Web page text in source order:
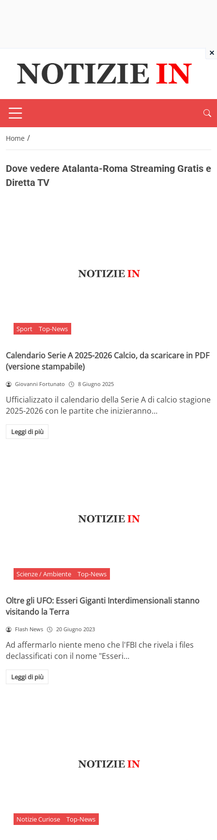
Home /
Dove vedere Atalanta-Roma Streaming Gratis e
Diretta TV
Sport Top-News
Calendario Serie A 2025-2026 Calcio, da scaricare in PDF
(versione stampabile)
Giovanni Fortunato 8 Giugno 2025
Ufficializzato il calendario della Serie A di calcio stagione
2025-2026 con le partite che inizieranno…
Leggi di più
Scienze / Ambiente Top-News
Oltre gli UFO: Esseri Giganti Interdimensionali stanno
visitando la Terra
Flash News 20 Giugno 2023
Ad affermarlo niente meno che l'FBI che rivela i files
declassificati con il nome "Esseri…
Leggi di più
Notizie Curiose Top-News
×